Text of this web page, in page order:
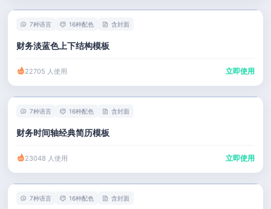
7种语言 16种配色 含封面
财务淡蓝色上下结构模板
22705 人使用 立即使用
7种语言 16种配色 含封面
财务时间轴经典简历模板
23048 人使用 立即使用
7种语言 16种配色 含封面